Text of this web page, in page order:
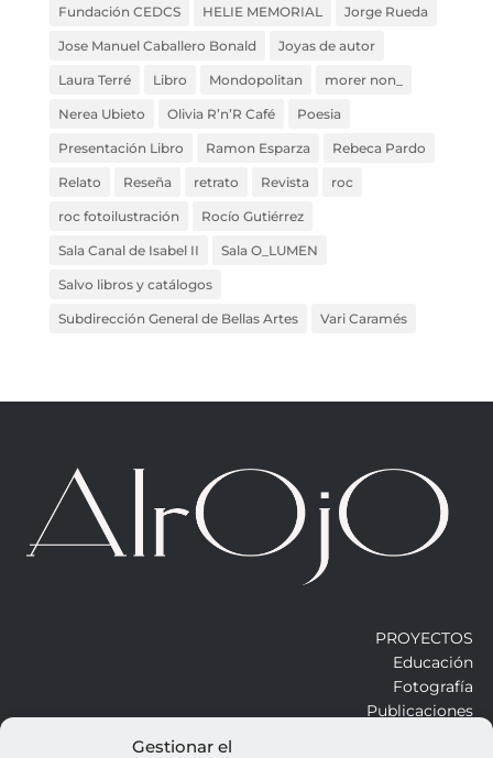
Gestionar el
Fundación CEDCS HELIE MEMORIAL Jorge Rueda
Jose Manuel Caballero Bonald Joyas de autor
Laura Terré Libro Mondopolitan morer non_
Nerea Ubieto Olivia R’n’R Café Poesia
Presentación Libro Ramon Esparza Rebeca Pardo
Relato Reseña retrato Revista roc
roc fotoilustración Rocío Gutiérrez
Sala Canal de Isabel II Sala O_LUMEN
Salvo libros y catálogos
Subdirección General de Bellas Artes Vari Caramés
PROYECTOS
Educación
Fotografía
Publicaciones